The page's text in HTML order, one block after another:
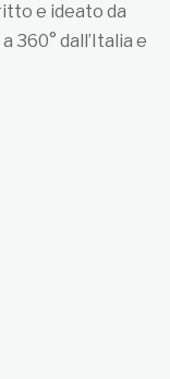
e ideato da
360° dall’Italia e